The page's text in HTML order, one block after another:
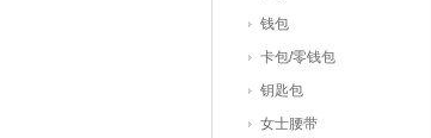
钱包
卡包/零钱包
钥匙包
女士腰带